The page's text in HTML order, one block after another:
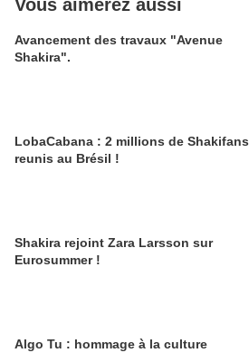
Vous aimerez aussi
Avancement des travaux "Avenue
Shakira".
LobaCabana : 2 millions de Shakifans
reunis au Brésil !
Shakira rejoint Zara Larsson sur
Eurosummer !
Algo Tu : hommage à la culture